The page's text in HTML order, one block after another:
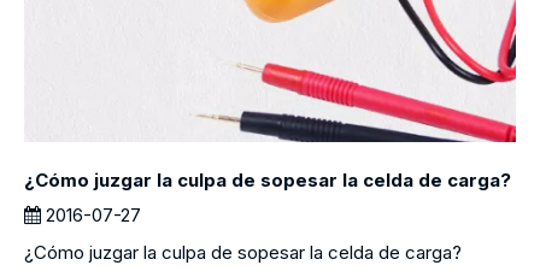
¿Cómo juzgar la culpa de sopesar la celda de carga?
2016-07-27
¿Cómo juzgar la culpa de sopesar la celda de carga?